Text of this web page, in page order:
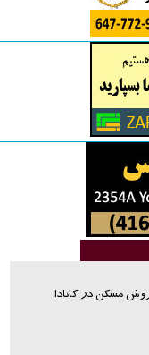
مسکن در کانادا